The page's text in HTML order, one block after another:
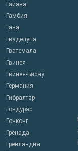
Гайана
Гамбия
Гана
Гваделупа
Гватемала
Гвинея
Гвинея-Бисау
Германия
Гибралтар
Гондурас
Гонконг
Гренада
Гренландия